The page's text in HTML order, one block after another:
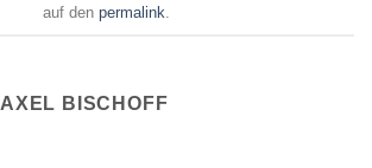
auf den permalink.
AXEL BISCHOFF